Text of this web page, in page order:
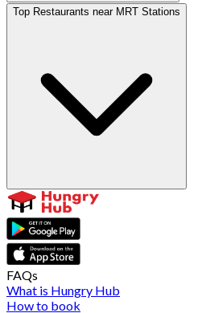
Top Restaurants near MRT Stations
FAQs
What is Hungry Hub
How to book